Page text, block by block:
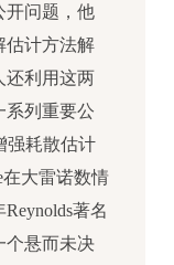
开问题，他
估计方法解
还利用这两
系列重要公
强耗散估计
在大雷诺数情
著名
个悬而未决